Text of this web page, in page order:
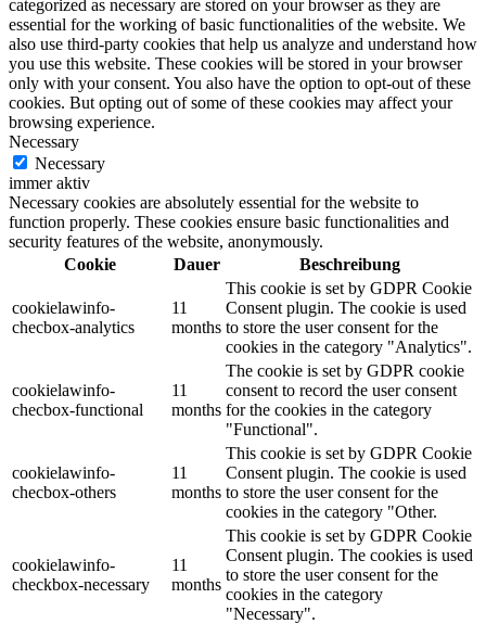
categorized as necessary are stored on your browser as they are
essential for the working of basic functionalities of the website. We
also use third-party cookies that help us analyze and understand how
you use this website. These cookies will be stored in your browser
only with your consent. You also have the option to opt-out of these
cookies. But opting out of some of these cookies may affect your
browsing experience.
Necessary
Necessary
immer aktiv
Necessary cookies are absolutely essential for the website to
function properly. These cookies ensure basic functionalities and
security features of the website, anonymously.
Cookie
Dauer Beschreibung
cookielawinfo-
checbox-analytics
11
months
This cookie is set by GDPR Cookie
Consent plugin. The cookie is used
to store the user consent for the
cookies in the category "Analytics".
cookielawinfo-
checbox-functional
11
months
The cookie is set by GDPR cookie
consent to record the user consent
for the cookies in the category
"Functional".
cookielawinfo-
checbox-others
11
months
This cookie is set by GDPR Cookie
Consent plugin. The cookie is used
to store the user consent for the
cookies in the category "Other.
cookielawinfo-
checkbox-necessary
11
months
This cookie is set by GDPR Cookie
Consent plugin. The cookies is used
to store the user consent for the
cookies in the category
"Necessary".